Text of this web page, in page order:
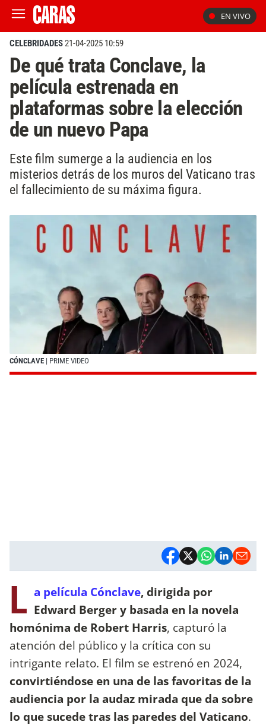
EN VIVO
CELEBRIDADES21-04-2025 10:59
De qué trata Conclave, la
película estrenada en
plataformas sobre la elección
de un nuevo Papa
Este film sumerge a la audiencia en los
misterios detrás de los muros del Vaticano tras
el fallecimiento de su máxima figura.
CÓNCLAVE | PRIME VIDEO
L a película Cónclave, dirigida por
Edward Berger y basada en la novela
homónima de Robert Harris, capturó la
atención del público y la crítica con su
intrigante relato. El film se estrenó en 2024,
convirtiéndose en una de las favoritas de la
audiencia por la audaz mirada que da sobre
lo que sucede tras las paredes del Vaticano.